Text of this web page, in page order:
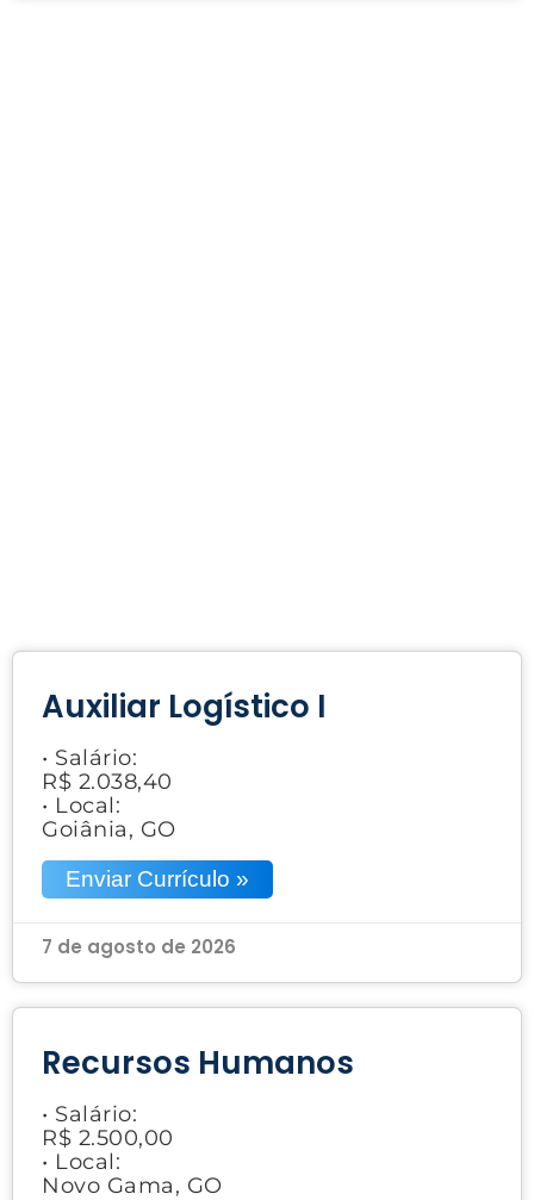
Auxiliar Logístico I
• Salário:
R$ 2.038,40
• Local:
Goiânia, GO
Enviar Currículo »
7 de agosto de 2026
Recursos Humanos
• Salário:
R$ 2.500,00
• Local:
Novo Gama, GO